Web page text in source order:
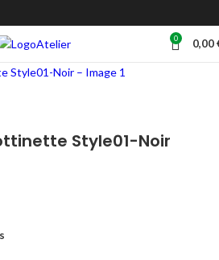
Atelier 0 0,00
Style01-Noir